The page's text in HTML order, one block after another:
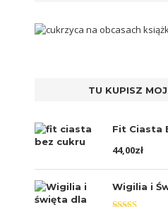
TU KUPISZ
Fit Ciasta
44,00zł
Wigilia i